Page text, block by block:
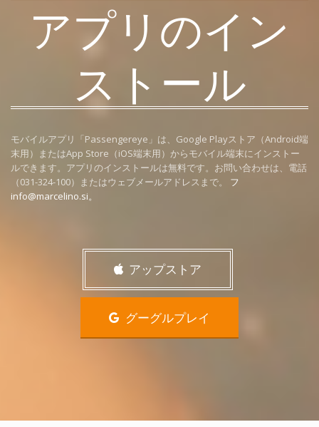
アプリのイン
ストール
モバイルアプリ「Passengereye」は、Google Playストア（Android端
末用）またはApp Store（iOS端末用）からモバイル端末にインストー
ルできます。アプリのインストールは無料です。お問い合わせは、電話
（031-324-100）またはウェブメールアドレスまで。 フ
info@marcelino.si。
アップストア
グーグルプレイ